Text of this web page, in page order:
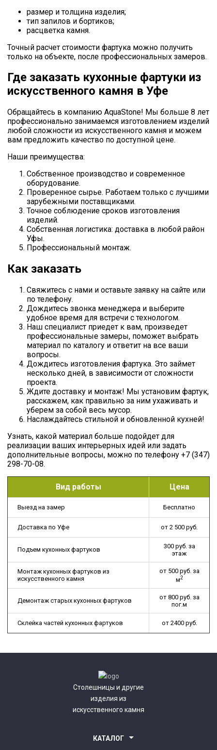
размер и толщина изделия;
тип запилов и бортиков;
расцветка камня.
Точный расчет стоимости фартука можно получить
только на объекте, после профессиональных замеров.
Где заказать кухонные фартуки из
искусственного камня в Уфе
Обращайтесь в компанию AquaStone! Мы больше 8 лет
профессионально занимаемся изготовлением изделий
любой сложности из искусственного камня и можем
вам предложить качество по доступной цене.
Наши преимущества:
Собственное производство и современное
оборудование.
Проверенное сырье. Работаем только с лучшими
зарубежными поставщиками.
Точное соблюдение сроков изготовления
изделий.
Собственная логистика: доставка в любой район
Уфы.
Профессиональный монтаж.
Как заказать
Свяжитесь с нами и оставьте заявку на сайте или
по телефону.
Дождитесь звонка менеджера и выберите
удобное время для встречи с технологом.
Наш специалист приедет к вам, произведет
профессиональные замеры, поможет выбрать
материал по каталогу и ответит на все ваши
вопросы.
Дождитесь изготовления фартука. Это займет
несколько дней, в зависимости от сложности
проекта.
Ждите доставку и монтаж! Мы установим фартук,
расскажем, как правильно за ним ухаживать и
уберем за собой весь мусор.
Наслаждайтесь стильной и обновленной кухней!
Узнать, какой материал больше подойдет для
реализации ваших интерьерных идей или задать
дополнительные вопросы, можно по телефону +7 (347)
298-70-08.
Вид работы Цена
Выезд на замер Бесплатно
Доставка по Уфе от 2 500 руб.
Подъем кухонных фартуков
300 руб. за
этаж
Монтаж кухонных фартуков из
искусственного камня
от 500 руб. за
м2
Демонтаж старых кухонных фартуков
от 800 руб. за
пог.м
Склейка частей кухонных фартуков от 2400 руб.
Столешницы и другие
изделия из
искусственного камня
КАТАЛОГ